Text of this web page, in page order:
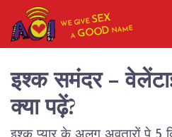
WE GIVESEX
AGOOD NAME
इश्क समंदर -
क्या पढ़ें?